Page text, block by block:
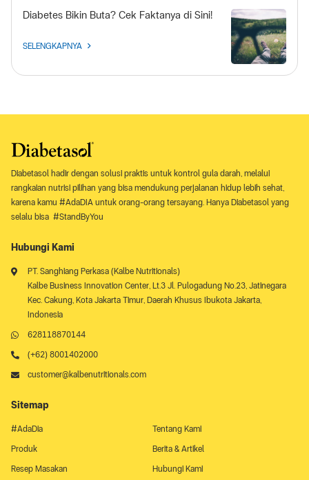
Diabetes Bikin Buta? Cek Faktanya di Sini!
SELENGKAPNYA
Diabetasol hadir dengan solusi praktis untuk kontrol gula darah, melalui
rangkaian nutrisi pilihan yang bisa mendukung perjalanan hidup lebih sehat,
karena kamu #AdaDIA untuk orang-orang tersayang. Hanya Diabetasol yang
selalu bisa #StandByYou
Hubungi Kami
PT. Sanghiang Perkasa (Kalbe Nutritionals)
Kalbe Business Innovation Center, Lt.3 Jl. Pulogadung No.23, Jatinegara
Kec. Cakung, Kota Jakarta Timur, Daerah Khusus Ibukota Jakarta,
Indonesia
628118870144
(+62) 8001402000
customer@kalbenutritionals.com
Sitemap
#AdaDia Tentang Kami
Produk Berita & Artikel
Resep Masakan Hubungi Kami